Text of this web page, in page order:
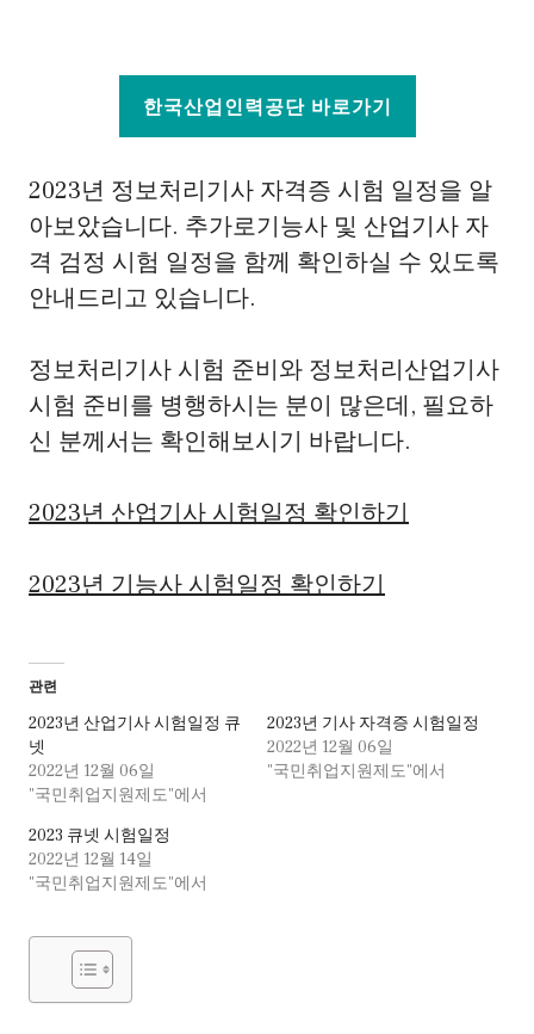
한국산업인력공단 바로가기
2023년 정보처리기사 자격증 시험 일정을 알
아보았습니다. 추가로기능사 및 산업기사 자
격 검정 시험 일정을 함께 확인하실 수 있도록
안내드리고 있습니다.
정보처리기사 시험 준비와 정보처리산업기사
시험 준비를 병행하시는 분이 많은데, 필요하
신 분께서는 확인해보시기 바랍니다.
2023년 산업기사 시험일정 확인하기
2023년 기능사 시험일정 확인하기
관련
2023년 산업기사 시험일정 큐
넷
2022년 12월 06일
"국민취업지원제도"에서
2023년 기사 자격증 시험일정
2022년 12월 06일
"국민취업지원제도"에서
2023 큐넷 시험일정
2022년 12월 14일
"국민취업지원제도"에서